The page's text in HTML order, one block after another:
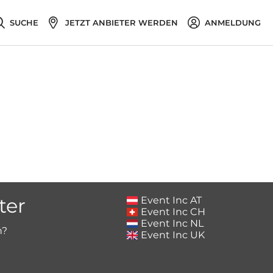
SUCHE JETZT ANBIETER WERDEN ANMELDUNG
Event Inc AT
Event Inc CH
Event Inc NL
Event Inc UK